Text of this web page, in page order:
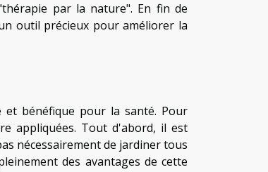
par la nature". En fin de
outil précieux pour améliorer la
bénéfique pour la santé. Pour
appliquées. Tout d'abord, il est
nécessairement de jardiner tous
des avantages de cette